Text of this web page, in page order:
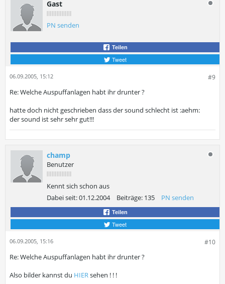
Gast
PN senden
Teilen
Tweet
#9
06.09.2005, 15:12
Re: Welche Auspuffanlagen habt ihr drunter ?
hatte doch nicht geschrieben dass der sound schlecht ist :aehm:
der sound ist sehr sehr gut!!!
champ
Benutzer
Kennt sich schon aus
Dabei seit:01.12.2004 Beiträge: 135 PN senden
Teilen
Tweet
#10
06.09.2005, 15:16
Re: Welche Auspuffanlagen habt ihr drunter ?
Also bilder kannst du HIERsehen ! ! !